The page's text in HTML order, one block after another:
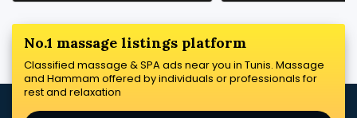
No.1 massage listings platform
Classified massage & SPA ads near you in Tunis. Massage
and Hammam offered by individuals or professionals for
rest and relaxation